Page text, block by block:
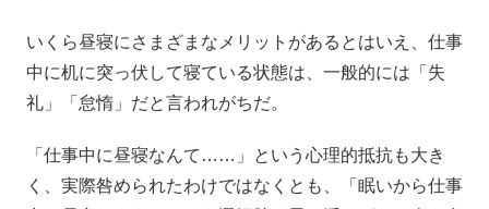
いくら昼寝にさまざまなメリットがあるとはいえ、仕事
中に机に突っ伏して寝ている状態は、一般的には「失
礼」「怠惰」だと言われがちだ。
「仕事中に昼寝なんて……」という心理的抵抗も大き
く、実際咎められたわけではなくとも、「眠いから仕事